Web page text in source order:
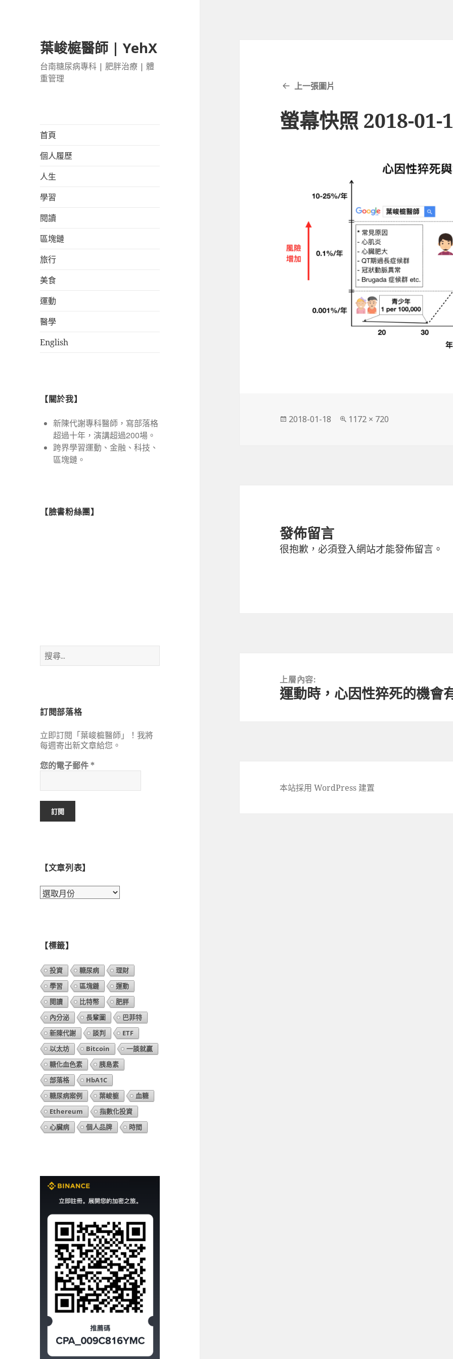
葉峻榳醫師 | YehX
台南糖尿病專科 | 肥胖治療 | 體
重管理
首頁
個人履歷
人生
學習
閱讀
區塊鏈
旅行
美食
運動
醫學
English
【關於我】
新陳代謝專科醫師，寫部落格
超過十年，演講超過200場。
跨界學習運動、金融、科技、
區塊鏈。
【臉書粉絲團】
搜
尋
訂閱部落格
立即訂閱「葉峻榳醫師」！我將
每週寄出新文章給您。
您的電子郵件*
【文章列表】
【文
【標籤】
投資 糖尿病
理財
學習
區塊鏈
運動
閱讀
比特幣
肥胖
內分泌
長輩圖
巴菲特
新陳代謝
談判
ETF
以太坊
Bitcoin
一談就贏
糖化血色素
胰島素
部落格
HbA1C
糖尿病案例
葉峻榳
血糖
Ethereum
指數化投資
心臟病
個人品牌 時間
上一張圖片
螢幕快照 2018-01-
發
2018-01-18
完
1172 × 720
發佈留言
很抱歉，必須登入網站才能發佈留言。
上層內容:
運動時，心因性猝死的機會
本站採用 WordPress 建置